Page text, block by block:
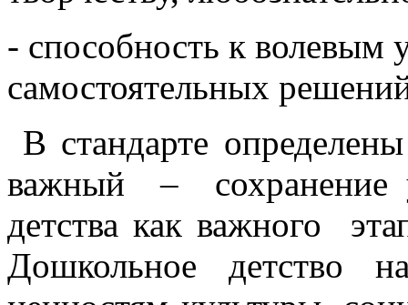
- способность к волевым
самостоятельных
В стандарте
важный – сохранение
детства как важного
Дошкольное детство